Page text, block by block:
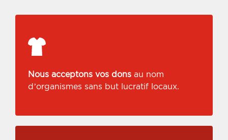
Nous acceptons vos dons au nom
d’organismes sans but lucratif locaux.